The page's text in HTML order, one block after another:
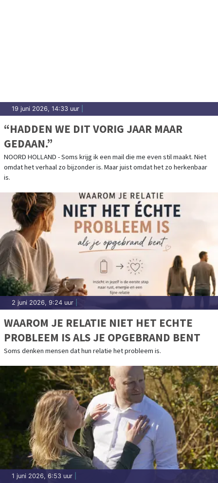
19 juni 2026, 14:33 uur
“HADDEN WE DIT VORIG JAAR MAAR
GEDAAN.”
NOORD HOLLAND - Soms krijg ik een mail die me even stil maakt. Niet
omdat het verhaal zo bijzonder is. Maar juist omdat het zo herkenbaar
is.
2 juni 2026, 9:24 uur
WAAROM JE RELATIE NIET HET ECHTE
PROBLEEM IS ALS JE OPGEBRAND BENT
Soms denken mensen dat hun relatie het probleem is.
1 juni 2026, 6:53 uur